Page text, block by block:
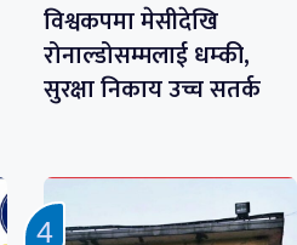
विश्वकपमा मेसीदेखि
रोनाल्डोसम्मलाई धम्की,
सुरक्षा निकाय उच्च सतर्क